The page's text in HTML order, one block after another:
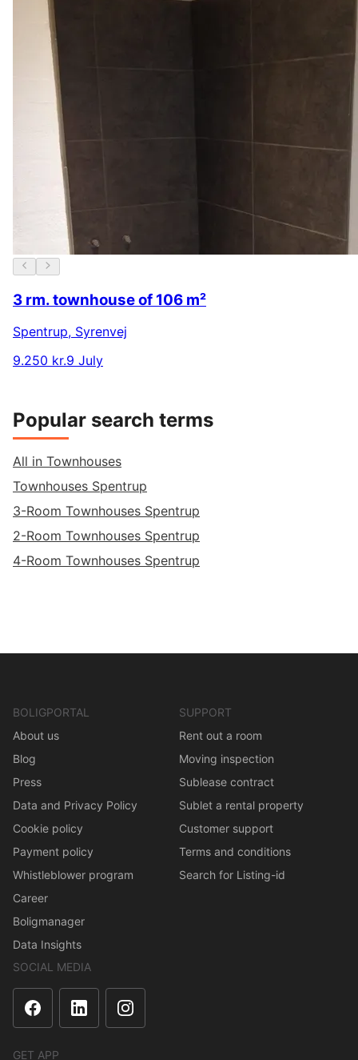
3 rm. townhouse of 106 m²
Spentrup, Syrenvej
9.250 kr.9 July
Popular search terms
All in Townhouses
Townhouses Spentrup
3-Room Townhouses Spentrup
2-Room Townhouses Spentrup
4-Room Townhouses Spentrup
BOLIGPORTAL
About us
Blog
Press
Data and Privacy Policy
Cookie policy
Payment policy
Whistleblower program
Career
Boligmanager
Data Insights
SUPPORT
Rent out a room
Moving inspection
Sublease contract
Sublet a rental property
Customer support
Terms and conditions
Search for Listing-id
SOCIAL MEDIA
GET APP